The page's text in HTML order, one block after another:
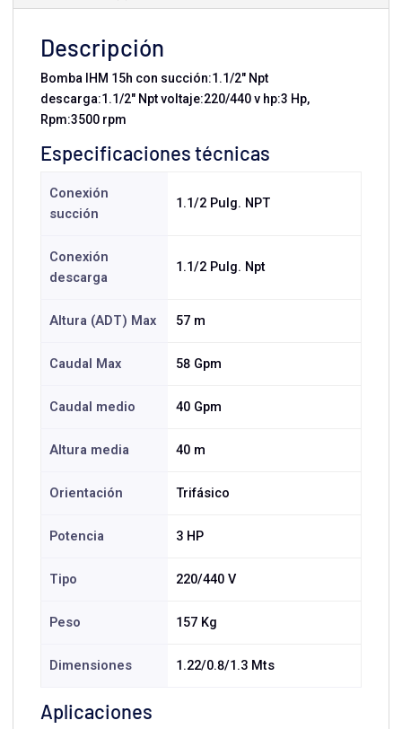
Descripción
Bomba IHM 15h con succión:1.1/2" Npt
descarga:1.1/2" Npt voltaje:220/440 v hp:3 Hp,
Rpm:3500 rpm
Especificaciones técnicas
Conexión
succión
1.1/2 Pulg. NPT
Conexión
descarga
1.1/2 Pulg. Npt
Altura (ADT) Max 57 m
Caudal Max 58 Gpm
Caudal medio 40 Gpm
Altura media 40 m
Orientación Trifásico
Potencia 3 HP
Tipo 220/440 V
Peso 157 Kg
Dimensiones 1.22/0.8/1.3 Mts
Aplicaciones